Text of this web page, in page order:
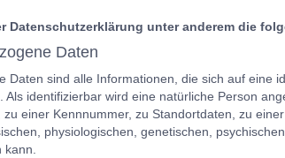
Datenschutzerklärung unter anderem die
Daten
Daten sind alle Informationen, die sich auf eine
Als identifizierbar wird eine natürliche Person
zu einer Kennnummer, zu Standortdaten, zu
physiologischen, genetischen,
kann.